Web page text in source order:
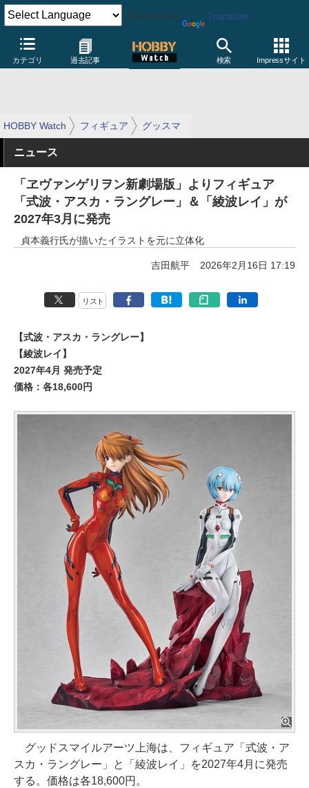
Powered by Translate
カテゴリ 過去記事 検索 Impressサイト
HOBBY Watch フィギュア グッスマ
ニュース
「ヱヴァンゲリヲン新劇場版」よりフィギュア
「式波・アスカ・ラングレー」＆「綾波レイ」が
2027年3月に発売
貞本義行氏が描いたイラストを元に立体化
吉田航平 2026年2月16日 17:19
リスト
【式波・アスカ・ラングレー】
【綾波レイ】
2027年4月 発売予定
価格：各18,600円
グッドスマイルアーツ上海は、フィギュア「式波・ア
スカ・ラングレー」と「綾波レイ」を2027年4月に発売
する。価格は各18,600円。